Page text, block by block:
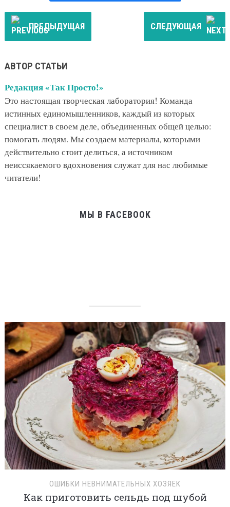
ПРЕДЫДУЩАЯ СЛЕДУЮЩАЯ
АВТОР СТАТЬИ
Редакция «Так Просто!»
Это настоящая творческая лаборатория! Команда
истинных единомышленников, каждый из которых
специалист в своем деле, объединенных общей целью:
помогать людям. Мы создаем материалы, которыми
действительно стоит делиться, а источником
неиссякаемого вдохновения служат для нас любимые
читатели!
МЫ В FACEBOOK
ОШИБКИ НЕВНИМАТЕЛЬНЫХ ХОЗЯЕК
Как приготовить сельдь под шубой